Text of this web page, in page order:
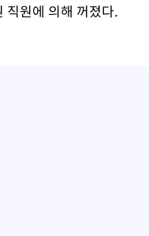
직원에 의해 꺼졌다.